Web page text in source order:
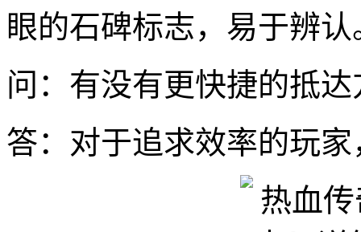
眼的石碑标志，易于辨认
问：有没有更快捷的抵
答：对于追求效率的玩